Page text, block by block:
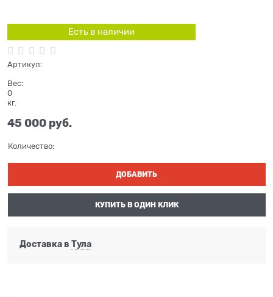
Есть в наличии
Артикул:
Вес:
0
кг.
45 000 руб.
Количество:
ДОБАВИТЬ
КУПИТЬ В ОДИН КЛИК
Доставка в Тула